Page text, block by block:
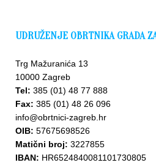
Upišite
se u
bazu
UDRUŽENJE OBRTNIKA GRADA
Trg Mažuranića 13
10000 Zagreb
Tel: 385 (01) 48 77 888
Fax: 385 (01) 48 26 096
info@obrtnici-zagreb.hr
OIB: 57675698526
Matični broj: 3227855
IBAN: HR6524840081101730805